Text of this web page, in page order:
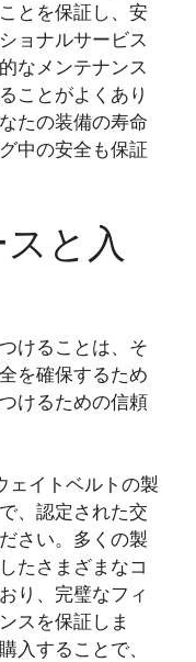
とを保証し、安
ョナルサービス
なメンテナンス
ことがよくあり
たの装備の寿命
中の安全も保証
と入
けることは、そ
を確保するため
けるための信頼
ェイトベルトの製
、認定された交
さい。多くの製
たさまざまなコ
り、完璧なフィ
スを保証しま
入することで、